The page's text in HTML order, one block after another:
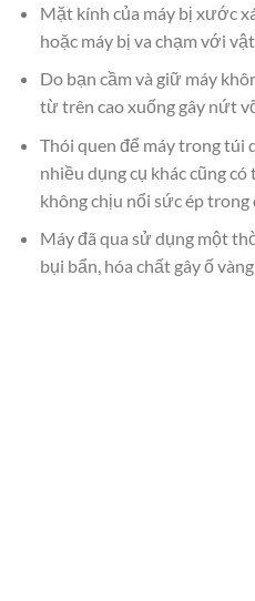
Mặt kính của máy bị xước
hoặc máy bị va chạm với
Do bạn cầm và giữ máy
từ trên cao xuống gây nứt
Thói quen để máy trong túi
nhiều dụng cụ khác cũng
không chịu nổi sức ép
Máy đã qua sử dụng một
bụi bẩn, hóa chất gây ố